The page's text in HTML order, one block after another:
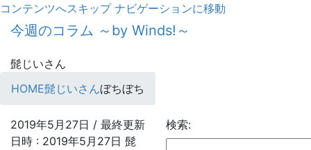
コンテンツへスキップ ナビゲーションに移動
今週のコラム ～by Winds!～
髭じいさん
HOME髭じいさんぼちぼち
2019年5月27日 / 最終更新
日時 : 2019年5月27日 髭
検索: